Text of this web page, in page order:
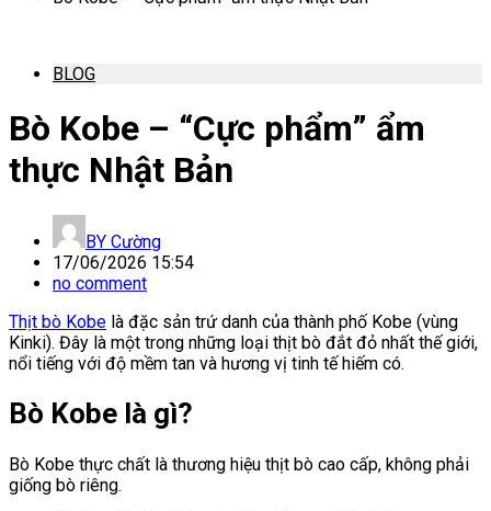
BLOG
Bò Kobe – “Cực phẩm” ẩm
thực Nhật Bản
BY Cường
17/06/2026 15:54
no comment
Thịt bò Kobe là đặc sản trứ danh của thành phố Kobe (vùng
Kinki). Đây là một trong những loại thịt bò đắt đỏ nhất thế giới,
nổi tiếng với độ mềm tan và hương vị tinh tế hiếm có.
Bò Kobe là gì?
Bò Kobe thực chất là thương hiệu thịt bò cao cấp, không phải
giống bò riêng.